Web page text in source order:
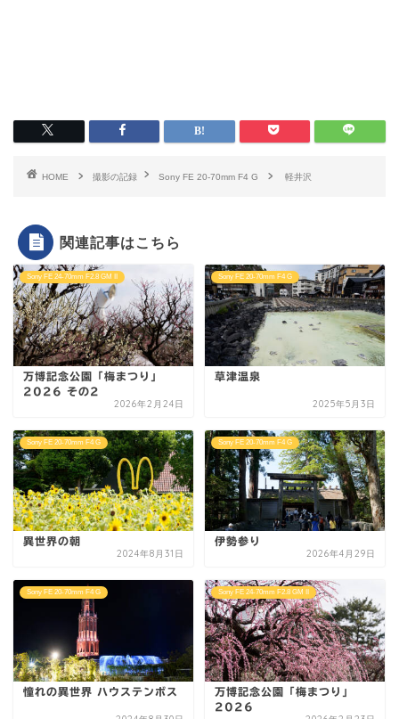
HOME 撮影の記録 Sony FE 20-70mm F4 G 軽井沢
関連記事はこちら
Sony FE 24-70mm F2.8 GM II
万博記念公園「梅まつり」
2026 その2
2026年2月24日
Sony FE 20-70mm F4 G
草津温泉
2025年5月3日
Sony FE 20-70mm F4 G
異世界の朝
2024年8月31日
Sony FE 20-70mm F4 G
伊勢参り
2026年4月29日
Sony FE 20-70mm F4 G
憧れの異世界 ハウステンボス
Sony FE 24-70mm F2.8 GM II
万博記念公園「梅まつり」
2026